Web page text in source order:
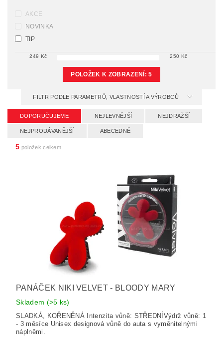
AKCE
NOVINKA
TIP
249 Kč 250 Kč
POLOŽEK K ZOBRAZENÍ:5
FILTR PODLE PARAMETRŮ, VLASTNOSTÍ A VÝROBCŮ
DOPORUČUJEME NEJLEVNĚJŠÍ NEJDRAŽŠÍ
NEJPRODÁVANĚJŠÍ ABECEDNĚ
5 položek celkem
PANÁČEK NIKI VELVET - BLOODY MARY
Skladem (>5 ks)
SLADKÁ, KOŘENĚNÁ Intenzita vůně: STŘEDNÍVýdrž vůně: 1
- 3 měsíce Unisex designová vůně do auta s vyměnitelnými
náplněmi.